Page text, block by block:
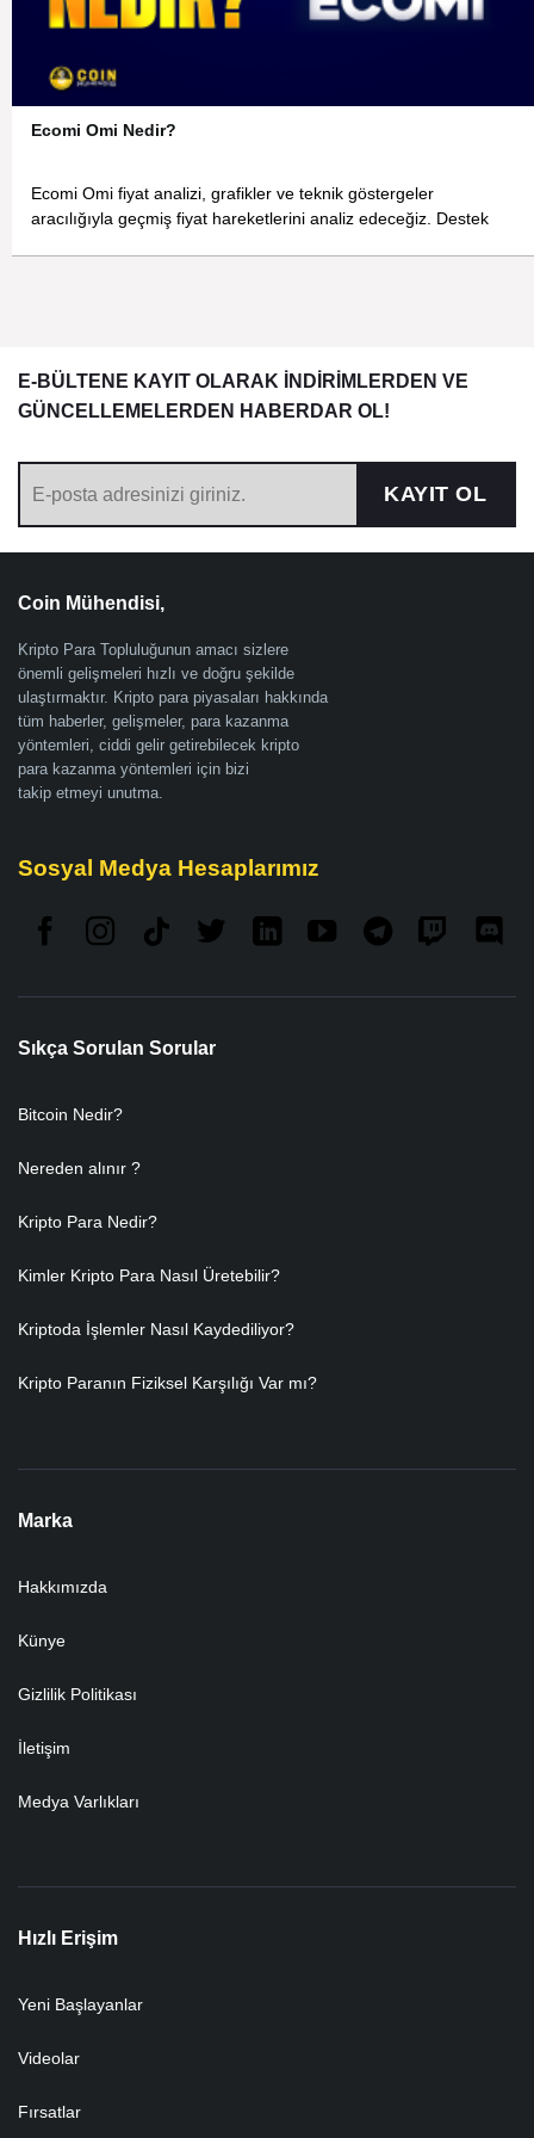
Ecomi Omi Nedir?
Ecomi Omi fiyat analizi, grafikler ve teknik göstergeler
aracılığıyla geçmiş fiyat hareketlerini analiz edeceğiz. Destek
E-BÜLTENE KAYIT OLARAK İNDİRİMLERDEN VE
GÜNCELLEMELERDEN HABERDAR OL!
KAYIT OL
Coin Mühendisi,
Kripto Para Topluluğunun amacı sizlere
önemli gelişmeleri hızlı ve doğru şekilde
ulaştırmaktır. Kripto para piyasaları hakkında
tüm haberler, gelişmeler, para kazanma
yöntemleri, ciddi gelir getirebilecek kripto
para kazanma yöntemleri için bizi
takip etmeyi unutma.
Sosyal Medya Hesaplarımız
Sıkça Sorulan Sorular
Bitcoin Nedir?
Nereden alınır ?
Kripto Para Nedir?
Kimler Kripto Para Nasıl Üretebilir?
Kriptoda İşlemler Nasıl Kaydediliyor?
Kripto Paranın Fiziksel Karşılığı Var mı?
Marka
Hakkımızda
Künye
Gizlilik Politikası
İletişim
Medya Varlıkları
Hızlı Erişim
Yeni Başlayanlar
Videolar
Fırsatlar